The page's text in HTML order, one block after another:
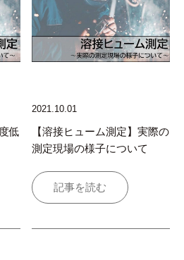
低
2021.10.01
【溶接ヒューム測定】実際の
測定現場の様子について
記事を読む